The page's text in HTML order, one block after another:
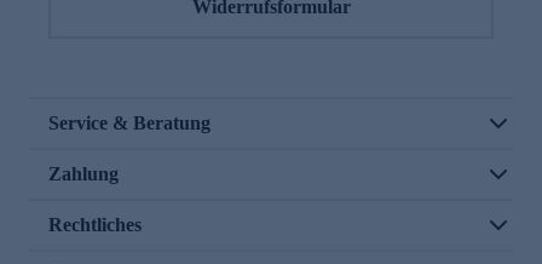
Widerrufsformular
Service & Beratung
Zahlung
Rechtliches